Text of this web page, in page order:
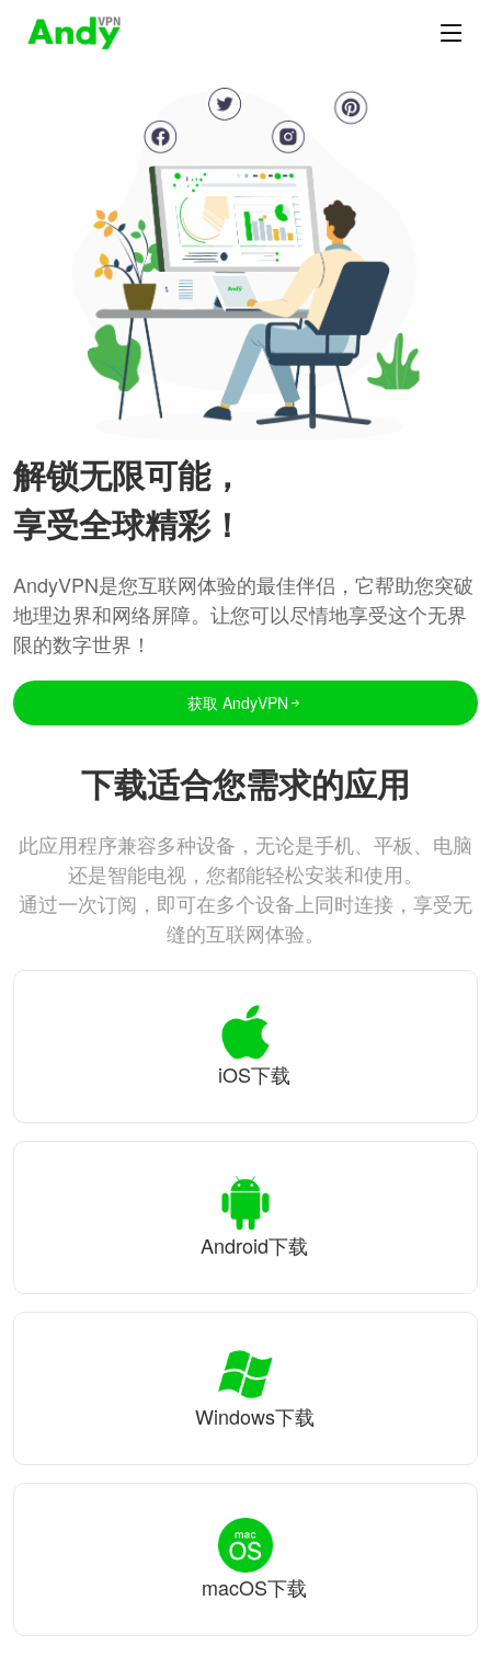
解锁无限可能，
享受全球精彩！
AndyVPN是您互联网体验的最佳伴侣，它帮助您突破
地理边界和网络屏障。让您可以尽情地享受这个无界
限的数字世界！
获取 AndyVPN
下载适合您需求的应用
此应用程序兼容多种设备，无论是手机、平板、电脑
还是智能电视，您都能轻松安装和使用。
通过一次订阅，即可在多个设备上同时连接，享受无
缝的互联网体验。
iOS下载
Android下载
Windows下载
macOS下载